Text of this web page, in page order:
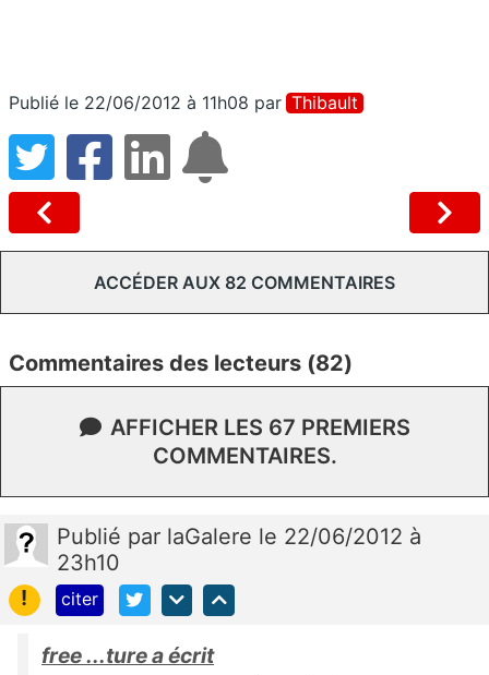
Publié le 22/06/2012 à 11h08 par Thibault
ACCÉDER AUX 82 COMMENTAIRES
Commentaires des lecteurs (82)
AFFICHER LES 67 PREMIERS
COMMENTAIRES.
Publié par laGalere le 22/06/2012 à
23h10
!
citer
free ...ture a écrit